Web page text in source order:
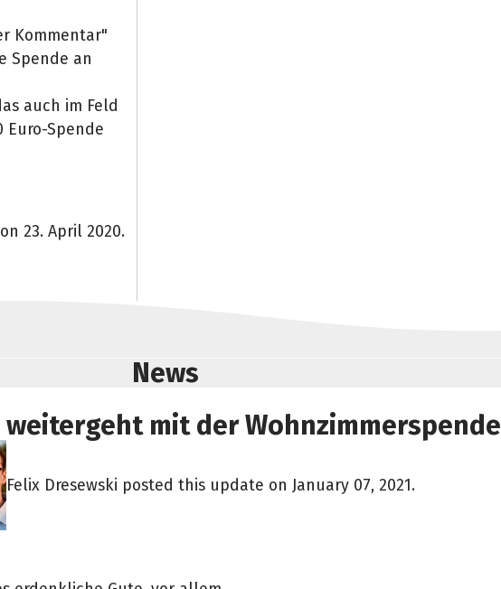
Kommentar"
Spende an
auch im Feld
Spende
23. April 2020.
News
weitergeht mit der Wohnzimmerspende
Felix Dresewski posted this update on January 07, 2021.